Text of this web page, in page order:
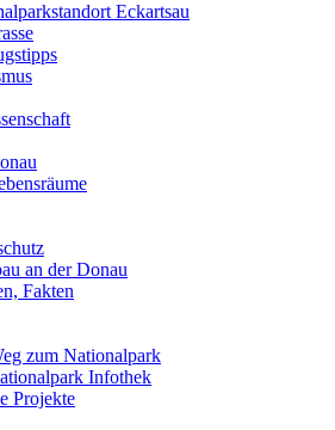
Eckartsau
an der Donau
Fakten
zum Nationalpark
Infothek
Projekte